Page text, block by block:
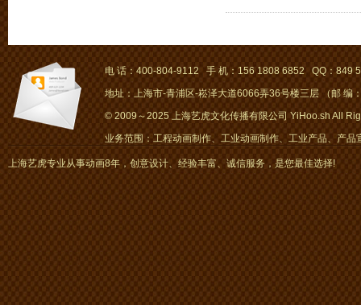
电 话：400-804-9112 手 机：156 1808 6852 QQ：849
地址：上海市-青浦区-崧泽大道6066弄36号楼三层 （邮 编
© 2009～2025 上海艺虎文化传播有限公司 YiHoo.sh All
业务范围：工程动画制作、工业动画制作、工业产品、产
画、mg动画
上海艺虎专业从事动画8年，创意设计、经验丰富、诚信服务，是您最佳选择!